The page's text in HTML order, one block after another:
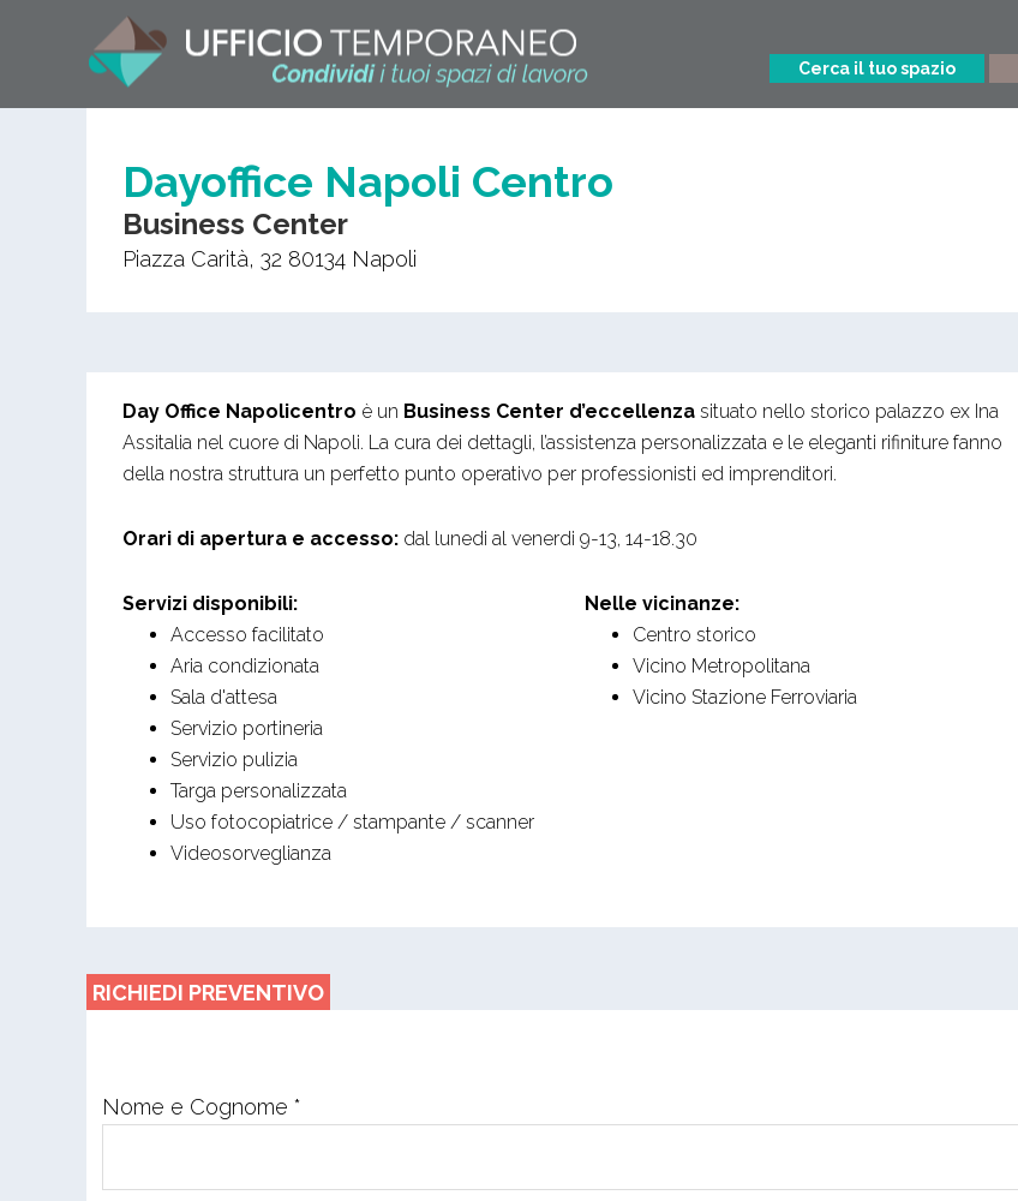
Cerca il tuo spazio
Dayoffice Napoli Centro
Business Center
Piazza Carità, 32 80134 Napoli
Day Office Napolicentro è un Business Center d’eccellenza situato nello storico palazzo ex Ina
Assitalia nel cuore di Napoli. La cura dei dettagli, l’assistenza personalizzata e le eleganti rifiniture fanno
della nostra struttura un perfetto punto operativo per professionisti ed imprenditori.
Orari di apertura e accesso: dal lunedi al venerdi 9-13, 14-18.30
Servizi disponibili:
Accesso facilitato
Aria condizionata
Sala d'attesa
Servizio portineria
Servizio pulizia
Targa personalizzata
Uso fotocopiatrice / stampante / scanner
Videosorveglianza
Nelle vicinanze:
Centro storico
Vicino Metropolitana
Vicino Stazione Ferroviaria
RICHIEDI PREVENTIVO
Nome e Cognome *